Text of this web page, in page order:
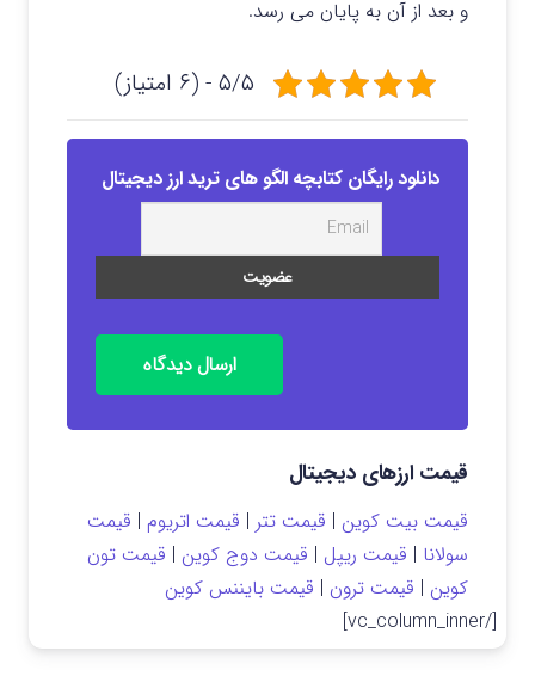
و بعد از آن به پایان می رسد.
۵/۵ - (۶ امتیاز)
دانلود رایگان کتابچه الگو های ترید ارز دیجیتال
ارسال دیدگاه
قیمت ارزهای دیجیتال
قیمت بیت کوین | قیمت تتر | قیمت اتریوم | قیمت
سولانا | قیمت ریپل | قیمت دوج کوین | قیمت تون
کوین | قیمت ترون | قیمت بایننس کوین
[/vc_column_inner]